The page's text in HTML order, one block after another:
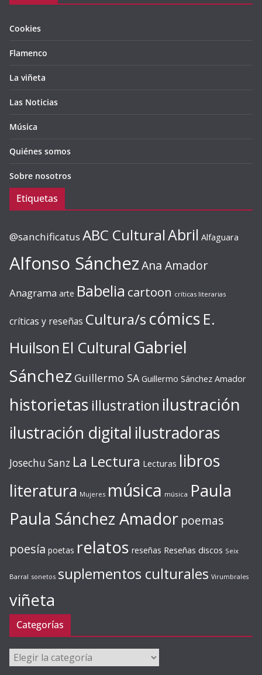
Cookies
Flamenco
La viñeta
Las Noticias
Música
Quiénes somos
Sobre nosotros
Etiquetas
@sanchificatus ABC CulturalAbril Alfaguara
Alfonso SánchezAna Amador
Anagrama arte Babelia cartoon críticas literarias
críticas y reseñas Cultura/s cómics E.
Huilson El Cultural Gabriel
Sánchez Guillermo SA Guillermo Sánchez Amador
historietas illustration ilustración
ilustración digital ilustradoras
Josechu Sanz La Lectura Lecturas libros
literatura Mujeres música música Paula
Paula Sánchez Amador poemas
poesía poetas relatos reseñas Reseñas discos Seix
Barral sonetos suplementos culturales Virumbrales
viñeta
Categorías
Categorías